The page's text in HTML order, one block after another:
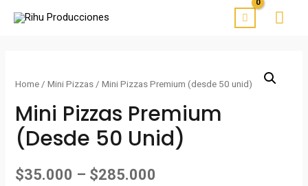
Home /Mini Pizzas / Mini Pizzas Premium (desde 50 unid)
Mini Pizzas Premium
(desde 50 Unid)
$35.000 – $285.000